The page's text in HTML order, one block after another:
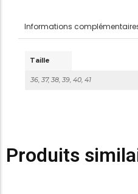
Informations
Taille
36, 37, 38, 39, 40, 41
Produits